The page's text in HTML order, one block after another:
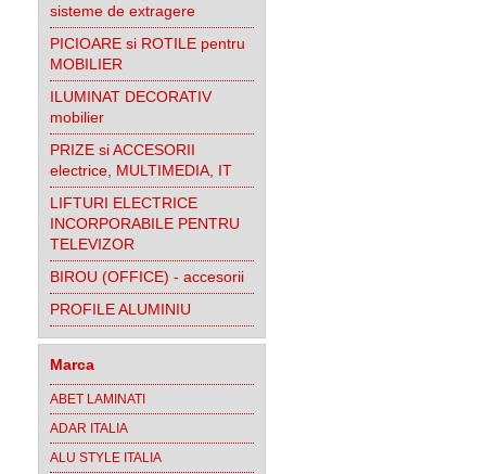
sisteme de extragere
PICIOARE si ROTILE pentru
MOBILIER
ILUMINAT DECORATIV
mobilier
PRIZE si ACCESORII
electrice, MULTIMEDIA, IT
LIFTURI ELECTRICE
INCORPORABILE PENTRU
TELEVIZOR
BIROU (OFFICE) - accesorii
PROFILE ALUMINIU
Marca
ABET LAMINATI
ADAR ITALIA
ALU STYLE ITALIA